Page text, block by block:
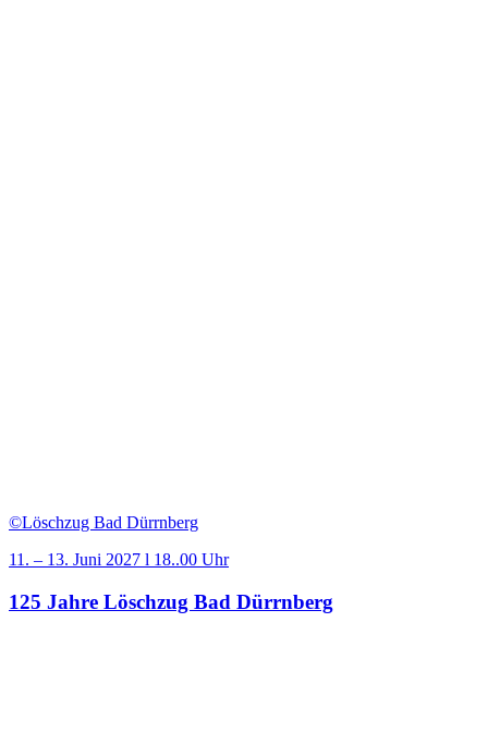
©Löschzug Bad Dürrnberg
11. – 13. Juni 2027 l 18..00 Uhr
125 Jahre Löschzug Bad Dürrnberg